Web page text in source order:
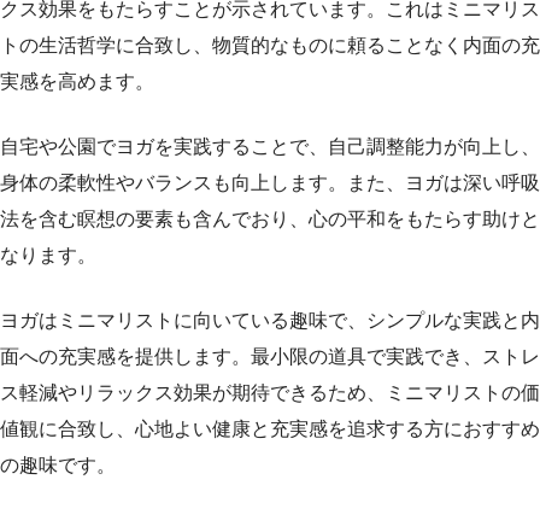
クス効果をもたらすことが示されています。これはミニマリス
トの生活哲学に合致し、物質的なものに頼ることなく内面の充
実感を高めます。
自宅や公園でヨガを実践することで、自己調整能力が向上し、
身体の柔軟性やバランスも向上します。また、ヨガは深い呼吸
法を含む瞑想の要素も含んでおり、心の平和をもたらす助けと
なります。
ヨガはミニマリストに向いている趣味で、シンプルな実践と内
面への充実感を提供します。最小限の道具で実践でき、ストレ
ス軽減やリラックス効果が期待できるため、ミニマリストの価
値観に合致し、心地よい健康と充実感を追求する方におすすめ
の趣味です。